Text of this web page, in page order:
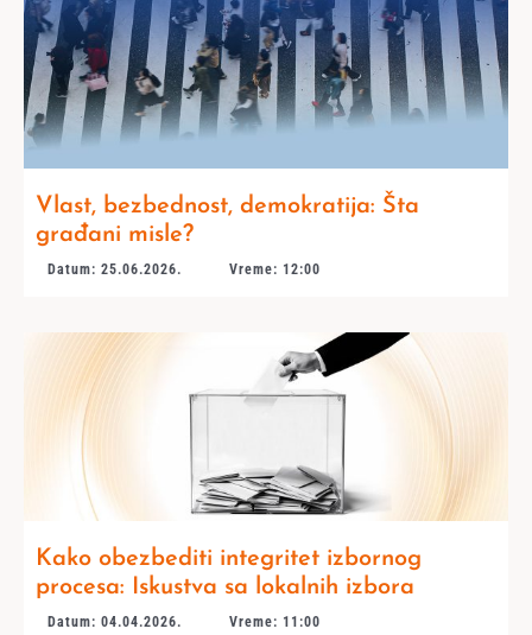
Vlast, bezbednost, demokratija: Šta
građani misle?
Datum: 25.06.2026. Vreme: 12:00
Kako obezbediti integritet izbornog
procesa: Iskustva sa lokalnih izbora
Datum: 04.04.2026. Vreme: 11:00